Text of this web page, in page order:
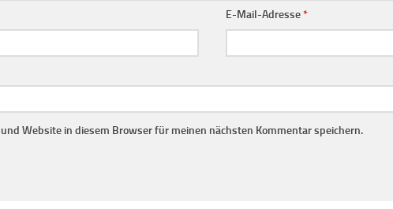
E-Mail-Adresse*
Website in diesem Browser für meinen nächsten Kommentar speichern.